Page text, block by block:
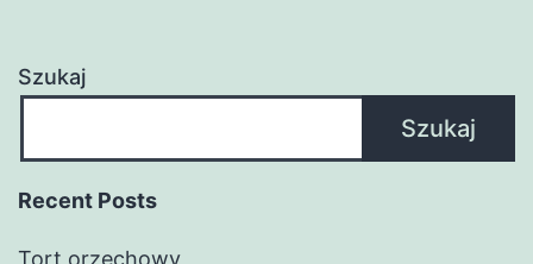
Szukaj
Szukaj
Recent Posts